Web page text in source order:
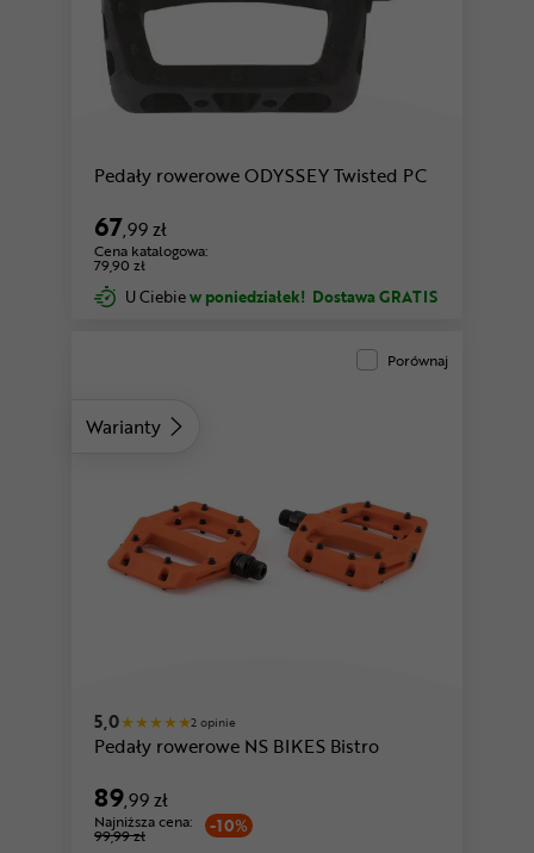
Pedały rowerowe ODYSSEY Twisted PC
67,99 zł
Cena katalogowa:
79,90 zł
U Ciebiew poniedziałek! Dostawa GRATIS
Warianty
Porównaj
5,0 2 opinie
Pedały rowerowe NS BIKES Bistro
89,99 zł
-10%
Najniższa cena:
99,99 zł